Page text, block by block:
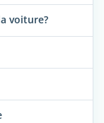
voiture?